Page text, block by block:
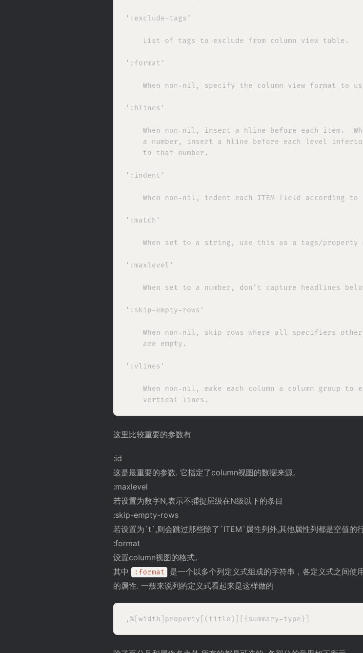
‘:exclude-tags’
    List of tags to exclude from column view table.
‘:format’
When non-nil, specify the column view format to
‘:hlines’
When non-nil, insert a hline before each item.
a number, insert a hline before each level
    to that number.
‘:indent’
When non-nil, indent each ITEM field according to
‘:match’
When set to a string, use this as a tags/property
‘:maxlevel’
When set to a number, don’t capture headlines
‘:skip-empty-rows’
When non-nil, skip rows where all specifiers
    are empty.
‘:vlines’
When non-nil, make each column a column group to
这里比较重要的参数有
:id
这是最重要的参数. 它指定了column视图的数据来源。
:maxlevel
若设置为数字N,表示不捕捉层级在N级以下的条目
:skip-empty-rows
若设置为`t`,则会跳过那些除了`ITEM`属性列外,其他属性列都是空值的
:format
设置column视图的格式。
其中
:format
是一个以多个列定义式组成的字符串，各定义式之间
的属性. 一般来说列的定义式看起来是这样做的